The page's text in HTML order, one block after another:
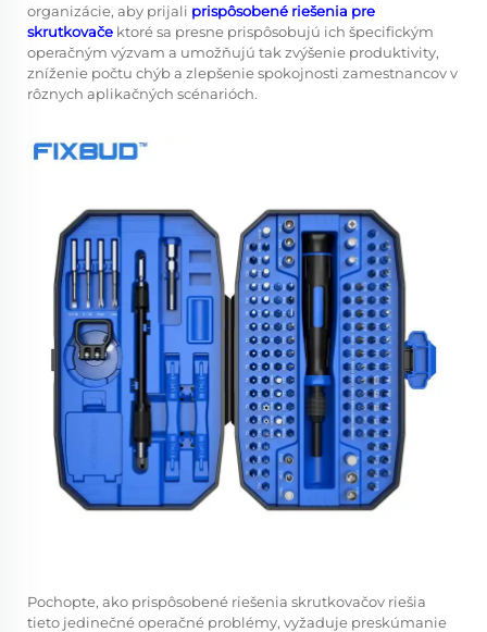
organizácie, aby prijali prispôsobené riešenia pre
skrutkovače ktoré sa presne prispôsobujú ich špecifickým
operačným výzvam a umožňujú tak zvýšenie produktivity,
zníženie počtu chýb a zlepšenie spokojnosti zamestnancov v
rôznych aplikačných scénarióch.
Pochopte, ako prispôsobené riešenia skrutkovačov riešia
tieto jedinečné operačné problémy, vyžaduje preskúmanie